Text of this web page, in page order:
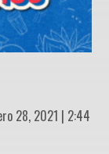
28, 2021 | 2:44